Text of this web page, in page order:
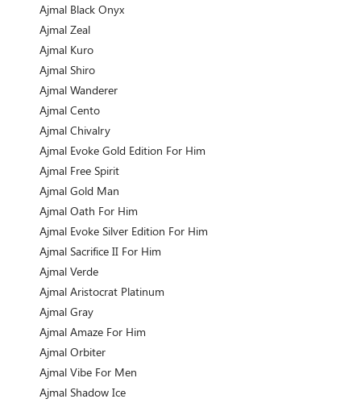
Ajmal Black Onyx
Ajmal Zeal
Ajmal Kuro
Ajmal Shiro
Ajmal Wanderer
Ajmal Cento
Ajmal Chivalry
Ajmal Evoke Gold Edition For Him
Ajmal Free Spirit
Ajmal Gold Man
Ajmal Oath For Him
Ajmal Evoke Silver Edition For Him
Ajmal Sacrifice II For Him
Ajmal Verde
Ajmal Aristocrat Platinum
Ajmal Gray
Ajmal Amaze For Him
Ajmal Orbiter
Ajmal Vibe For Men
Ajmal Shadow Ice